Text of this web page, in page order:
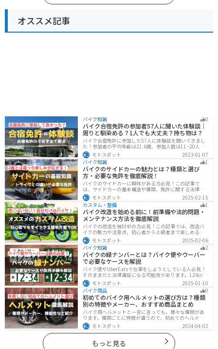
オススメ記事
バイク知識 0
バイク合宿免許の参加者57人に聞いた体験談｜
周りと馴染める？1人でも大丈夫？持ち物は？
バイク合宿免許に参加した57人に体験談を聞いてきまし
た！参加者の平均年齢は21.6歳、参加人数は11~20人な
ど統計情報や人間関係はどうだったのか、持っていくべ
きものなど参加する前に知っておきたい情報をまとめま
した。
モトスポット
2023-01-07
バイク知識
1
バイクのサイドカーの魅力とは？種類と選び
方・必要な免許を徹底解説！
バイクのサイドカーに興味がある方必見！この記事で
は、サイドカーの基本構造や種類、免許に関する法律、
メンテナンス方法を解説しています。実は、サイドカー
は法律上、二輪車として扱われるため、排気量に応じた
二輪免許が必要です。この記事を読めば、サイドカーの
正しい楽しみ方がわかります。
モトスポット
2025-02-15
カスタム・整備
1
バイク改造を始める前に！前準備や法的問題・
メンテナンス方法を徹底解説
バイクの改造を検討中の方必見！この記事では、改造バ
イクの魅力や注意点、初心者から上級者まで楽しめる改
造方法を紹介しています。実は、改造で補償内容や保険
料が変わる場合があるため、保険会社への確認は必須で
す。この記事を読めば、安全に配慮しつつ、カスタムバ
イクを楽しむコツがわかります。
モトスポット
2025-02-06
バイク知識
2
バイクの緑ナンバーとは？バイク便やウーバー
で必要なケースを解説
バイク便やUberEatsで仕事をしようとしている人必見！
そのままだと法律違反になる可能性があります。126cc以
上のバイクで運送事業を行う場合、緑ナンバー（事業
用）が必要になります。本記事では緑ナンバーの必要な
ケースや取得方法を解説します。
モトスポット
2025-01-10
バイク用品
0
初めてのバイク用ヘルメットの選び方は？種類
別の特徴やメーカー、おすすめ商品まとめ
バイク用ヘルメットと一言に言っても、様々な種類があ
ります。種類ごとに特徴が違うので、初めてのヘルメッ
ト選びで失敗しないように、しっかりと理解して選ぶよ
うにしましょう。この記事では、特徴やメリットデメリ
ット、有名メーカーなど初心者が知っておくべきことを
まとめました。
モトスポット 2024-04-02
もっと見る